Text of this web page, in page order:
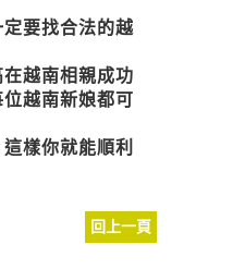
要找合法的越
越南相親成功
越南新娘都可
樣你就能順利
回上一頁